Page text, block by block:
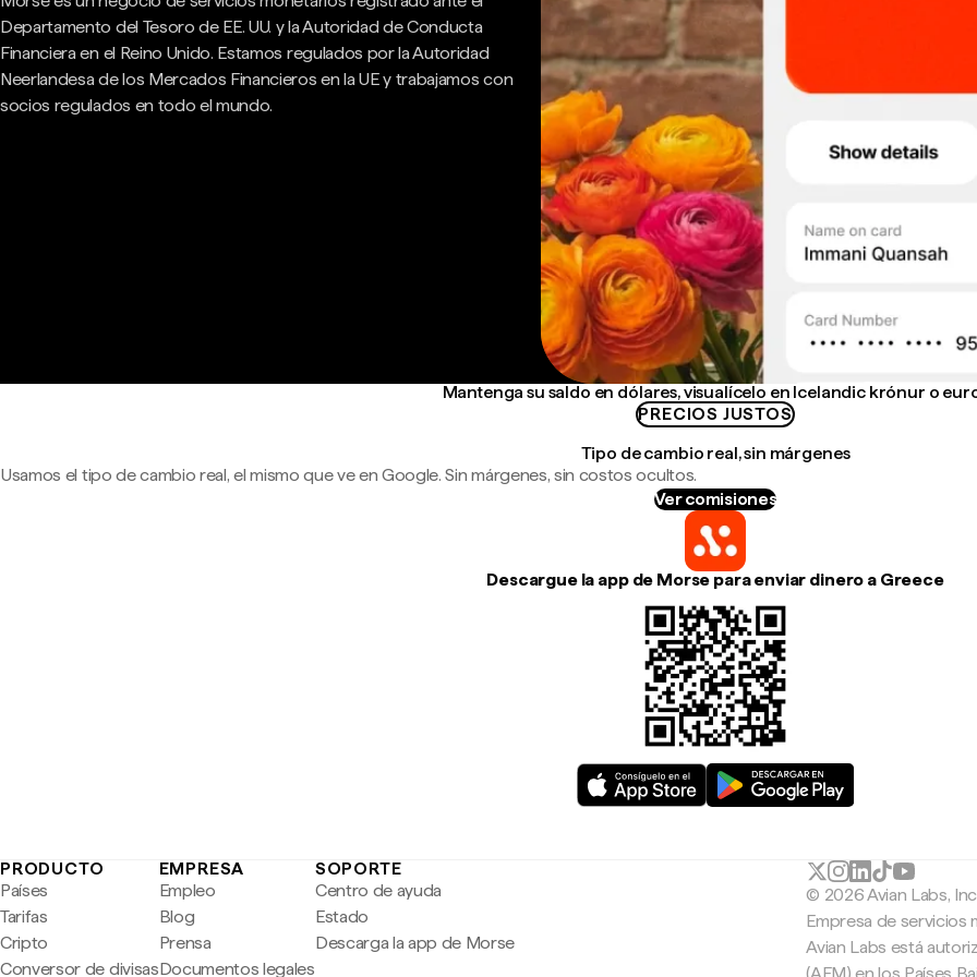
Departamento del Tesoro de EE. UU. y la Autoridad de Conducta
Financiera en el Reino Unido. Estamos regulados por la Autoridad
Neerlandesa de los Mercados Financieros en la UE y trabajamos con
socios regulados en todo el mundo.
Mantenga su saldo en dólares, visualícelo en Icelandic krónur o
PRECIOS JUSTOS
Tipo de cambio real, sin márgenes
Usamos el tipo de cambio real, el mismo que ve en Google. Sin márgenes, sin costos ocultos.
Ver comisiones
Descargue la app de Morse para enviar dinero a Greece
PRODUCTO
Países
Tarifas
Cripto
Conversor de divisas
EMPRESA
Empleo
Blog
Prensa
Documentos legales
SOPORTE
Centro de ayuda
Estado
Descarga la app de Morse
© 2026 Avian Labs, Inc
Empresa de servicios
Avian Labs está